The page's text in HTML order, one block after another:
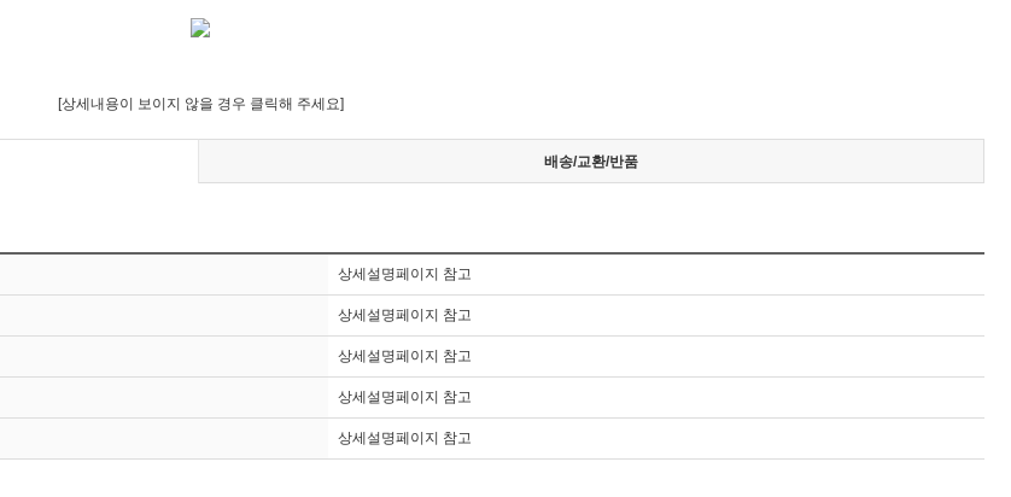
[상세내용이 보이지 않을 경우 클릭해 주세요]
배송/교환/반품
상세설명페이지 참고
상세설명페이지 참고
상세설명페이지 참고
상세설명페이지 참고
상세설명페이지 참고